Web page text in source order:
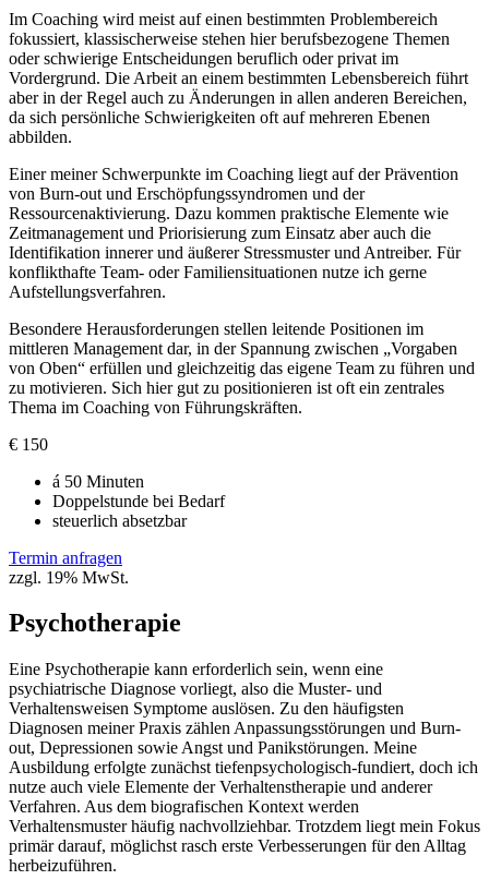
Im Coaching wird meist auf einen bestimmten Problembereich
fokussiert, klassischerweise stehen hier berufsbezogene Themen
oder schwierige Entscheidungen beruflich oder privat im
Vordergrund. Die Arbeit an einem bestimmten Lebensbereich führt
aber in der Regel auch zu Änderungen in allen anderen Bereichen,
da sich persönliche Schwierigkeiten oft auf mehreren Ebenen
abbilden.
Einer meiner Schwerpunkte im Coaching liegt auf der Prävention
von Burn-out und Erschöpfungssyndromen und der
Ressourcenaktivierung. Dazu kommen praktische Elemente wie
Zeitmanagement und Priorisierung zum Einsatz aber auch die
Identifikation innerer und äußerer Stressmuster und Antreiber. Für
konflikthafte Team- oder Familiensituationen nutze ich gerne
Aufstellungsverfahren.
Besondere Herausforderungen stellen leitende Positionen im
mittleren Management dar, in der Spannung zwischen „Vorgaben
von Oben“ erfüllen und gleichzeitig das eigene Team zu führen und
zu motivieren. Sich hier gut zu positionieren ist oft ein zentrales
Thema im Coaching von Führungskräften.
€ 150
á 50 Minuten
Doppelstunde bei Bedarf
steuerlich absetzbar
Termin anfragen
zzgl. 19% MwSt.
Psychotherapie
Eine Psychotherapie kann erforderlich sein, wenn eine
psychiatrische Diagnose vorliegt, also die Muster- und
Verhaltensweisen Symptome auslösen. Zu den häufigsten
Diagnosen meiner Praxis zählen Anpassungsstörungen und Burn-
out, Depressionen sowie Angst und Panikstörungen. Meine
Ausbildung erfolgte zunächst tiefenpsychologisch-fundiert, doch ich
nutze auch viele Elemente der Verhaltenstherapie und anderer
Verfahren. Aus dem biografischen Kontext werden
Verhaltensmuster häufig nachvollziehbar. Trotzdem liegt mein Fokus
primär darauf, möglichst rasch erste Verbesserungen für den Alltag
herbeizuführen.